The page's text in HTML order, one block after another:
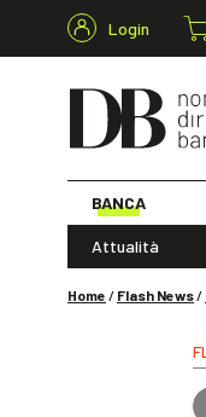
Login
BANCA
Attualità
Home / Flash News/